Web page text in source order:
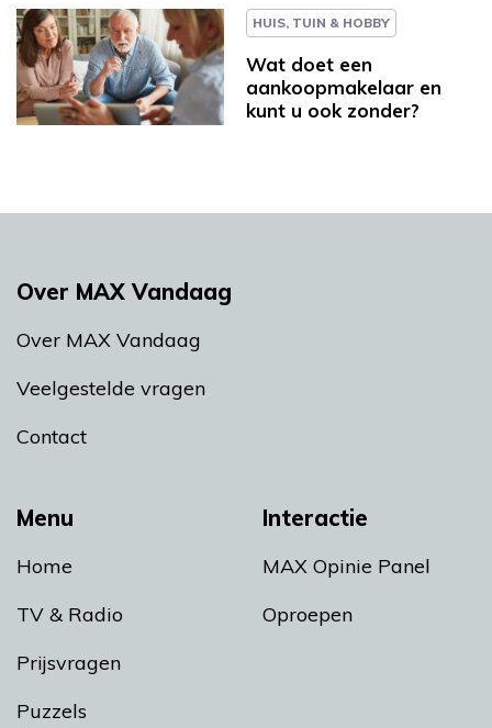
HUIS, TUIN & HOBBY
Wat doet een
aankoopmakelaar en
kunt u ook zonder?
Menu
Home
TV & Radio
Prijsvragen
Puzzels
Interactie
MAX Opinie Panel
Oproepen
Over MAX Vandaag
Over MAX Vandaag
Veelgestelde vragen
Contact